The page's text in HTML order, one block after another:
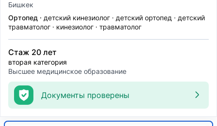
Бишкек
Ортопед
детский кинезиолог детский ортопед
детский
травматолог
кинезиолог травматолог
Стаж 20 лет
вторая категория
Высшее медицинское образование
Документы проверены